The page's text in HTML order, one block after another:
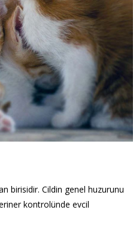
birisidir. Cildin genel huzurunu
kontrolünde evcil